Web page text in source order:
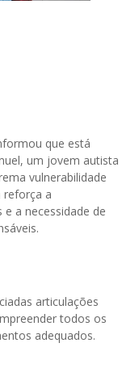
que está
um jovem autista
vulnerabilidade
reforça a
a necessidade de
articulações
todos os
adequados.